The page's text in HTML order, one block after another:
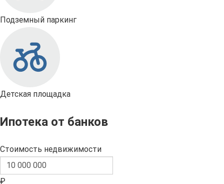
Подземный паркинг
Детская площадка
Ипотека от банков
Стоимость недвижимости
₽